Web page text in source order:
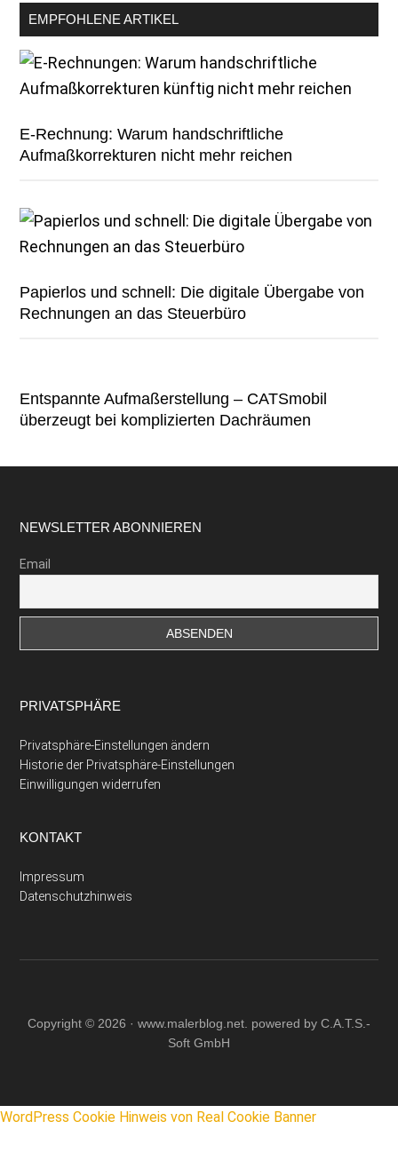
EMPFOHLENE ARTIKEL
E-Rechnung: Warum handschriftliche
Aufmaßkorrekturen nicht mehr reichen
Papierlos und schnell: Die digitale Übergabe von
Rechnungen an das Steuerbüro
Entspannte Aufmaßerstellung – CATSmobil
überzeugt bei komplizierten Dachräumen
Footer
NEWSLETTER ABONNIEREN
Email
PRIVATSPHÄRE
Privatsphäre-Einstellungen ändern
Historie der Privatsphäre-Einstellungen
Einwilligungen widerrufen
KONTAKT
Impressum
Datenschutzhinweis
Copyright © 2026 · www.malerblog.net. powered by C.A.T.S.-
Soft GmbH
WordPress Cookie Hinweis von Real Cookie Banner